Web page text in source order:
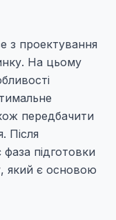
з проектування
На цьому
передбачити
Після
підготовки
який є основою